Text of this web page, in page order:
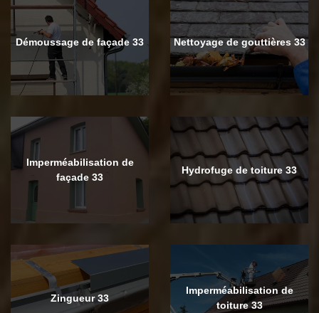
Démoussage de façade 33 Nettoyage de gouttières 33
Imperméabilisation de
façade 33
Hydrofuge de toiture 33
Zingueur 33
Imperméabilisation de
toiture 33